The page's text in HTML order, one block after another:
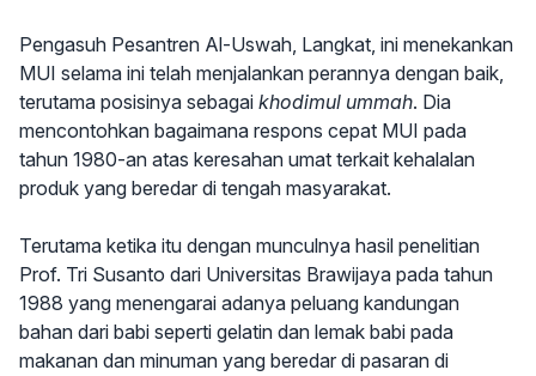
Pengasuh Pesantren Al-Uswah, Langkat, ini menekankan
MUI selama ini telah menjalankan perannya dengan baik,
terutama posisinya sebagai khodimul ummah. Dia
mencontohkan bagaimana respons cepat MUI pada
tahun 1980-an atas keresahan umat terkait kehalalan
produk yang beredar di tengah masyarakat.
Terutama ketika itu dengan munculnya hasil penelitian
Prof. Tri Susanto dari Universitas Brawijaya pada tahun
1988 yang menengarai adanya peluang kandungan
bahan dari babi seperti gelatin dan lemak babi pada
makanan dan minuman yang beredar di pasaran di